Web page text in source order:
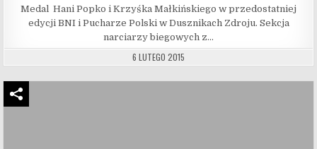
Medal Hani Popko i Krzyśka Małkińskiego w przedostatniej
edycji BNI i Pucharze Polski w Dusznikach Zdroju. Sekcja
narciarzy biegowych z…
6 LUTEGO 2015